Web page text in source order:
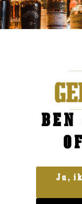
ChardoPino
BEN
Ja,